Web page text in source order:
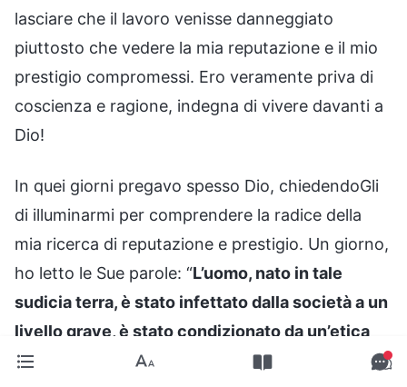
lasciare che il lavoro venisse danneggiato
piuttosto che vedere la mia reputazione e il mio
prestigio compromessi. Ero veramente priva di
coscienza e ragione, indegna di vivere davanti a
Dio!
In quei giorni pregavo spesso Dio, chiedendoGli
di illuminarmi per comprendere la radice della
mia ricerca di reputazione e prestigio. Un giorno,
ho letto le Sue parole: “L’uomo, nato in tale
sudicia terra, è stato infettato dalla società a un
livello grave, è stato condizionato da un’etica
feudale e ha ricevuto l’educazione presso